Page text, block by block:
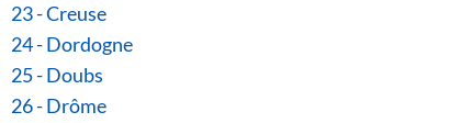
23 - Creuse
24 - Dordogne
25 - Doubs
26 - Drôme